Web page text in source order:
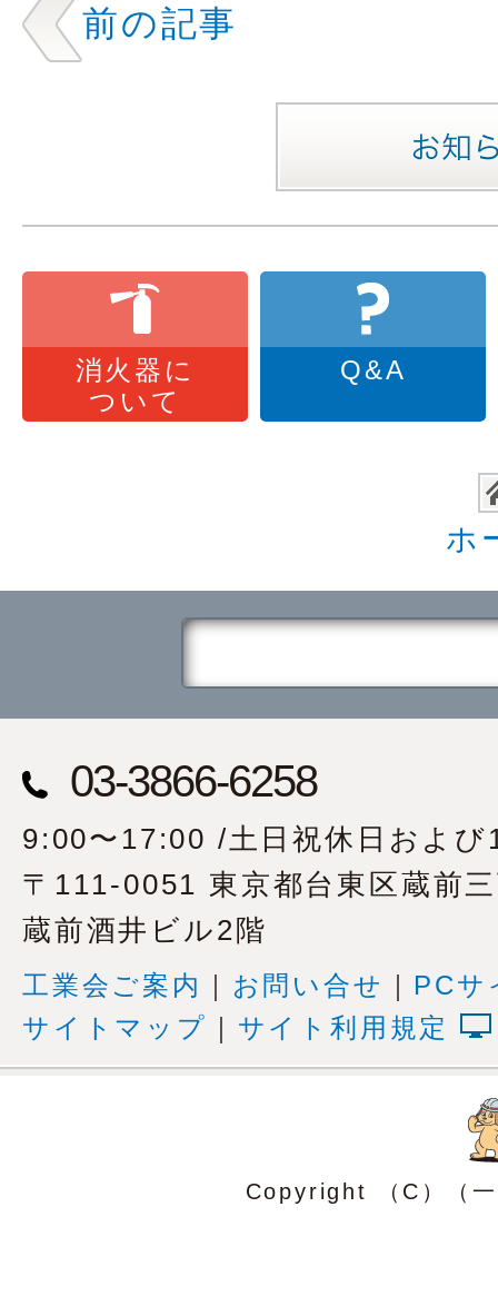
前の記事
消火器に
ついて
Q&A
ホ
03-3866-6258
9:00〜17:00 /土日祝休日およ
〒111-0051 東京都台東区蔵前
蔵前酒井ビル2階
工業会ご案内 お問い合せ
PCサ
サイトマップ
サイト利用規定
Copyright （C）（